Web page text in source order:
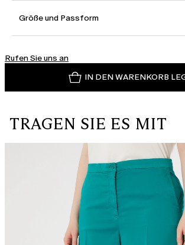
Größe und Passform
Rufen Sie uns an
IN DEN WARENKORB
TRAGEN SIE ES MIT